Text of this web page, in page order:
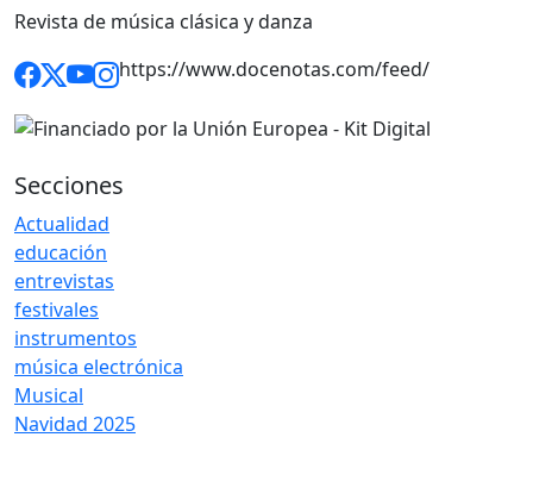
Revista de música clásica y danza
https://www.docenotas.com/feed/
Secciones
Actualidad
educación
entrevistas
festivales
instrumentos
música electrónica
Musical
Navidad 2025